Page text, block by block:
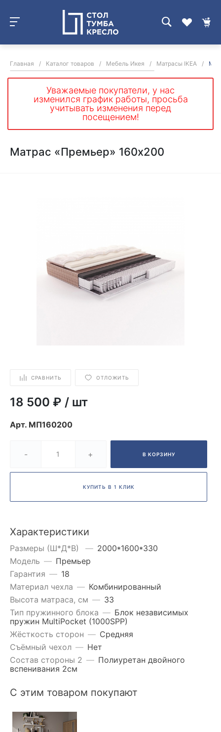
Главная / Каталог товаров / Мебель Икея / Матрасы IKEA /
Уважаемые покупатели, у нас
изменился график работы, просьба
учитывать изменения перед
посещением!
Матрас «Премьер» 160х200
СРАВНИТЬ ОТЛОЖИТЬ
18 500 ₽ / шт
Арт. МП160200
- + В КОРЗИНУ
КУПИТЬ В 1 КЛИК
Характеристики
Размеры (Ш*Д*В) — 2000*1600*330
Модель — Премьер
Гарантия — 18
Материал чехла — Комбинированный
Высота матраса, см — 33
Тип пружинного блока — Блок независимых
пружин MultiPocket (1000SPP)
Жёсткость сторон — Средняя
Съёмный чехол — Нет
Состав стороны 2 — Полиуретан двойного
вспенивания 2см
С этим товаром покупают